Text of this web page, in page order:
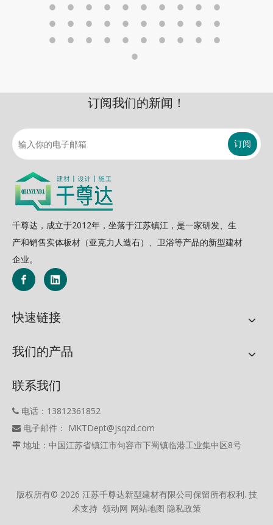
订阅我们的新闻！
订阅
千尊达，成立于2012年，坐落于江苏镇江，是一家研发、生
产和销售实体板材（亚克力人造石）、卫浴等产品的新型建材
企业。
快速链接
我们的产品
联系我们
 电话：13812361852
 电子邮件： MKTDept@jsqzd.com
 地址：中国江苏省镇江市句容市下蜀镇临港工业集中区8号
版权所有© 2026 江苏千尊达新型建材有限公司保留所有权利. 技
术支持 领动网 网站地图 隐私政策